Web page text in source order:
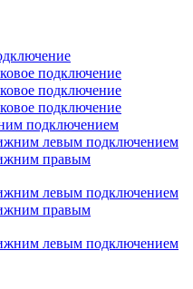
подключение
подключение
подключение
подключением
левым подключением
правым
левым подключением
правым
левым подключением